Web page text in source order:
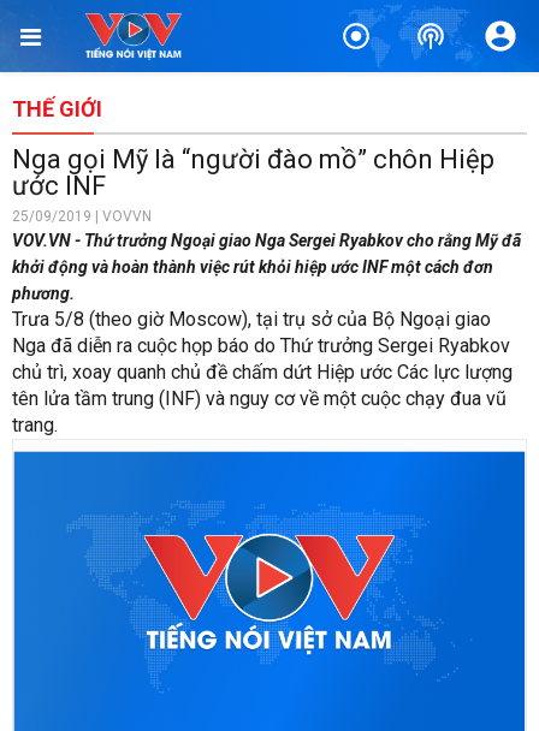
THẾ GIỚI
Nga gọi Mỹ là “người đào mồ” chôn Hiệp
ước INF
25/09/2019 | VOVVN
VOV.VN - Thứ trưởng Ngoại giao Nga Sergei Ryabkov cho rằng Mỹ đã
khởi động và hoàn thành việc rút khỏi hiệp ước INF một cách đơn
phương.
Trưa 5/8 (theo giờ Moscow), tại trụ sở của Bộ Ngoại giao
Nga đã diễn ra cuộc họp báo do Thứ trưởng Sergei Ryabkov
chủ trì, xoay quanh chủ đề chấm dứt Hiệp ước Các lực lượng
tên lửa tầm trung (INF) và nguy cơ về một cuộc chạy đua vũ
trang.